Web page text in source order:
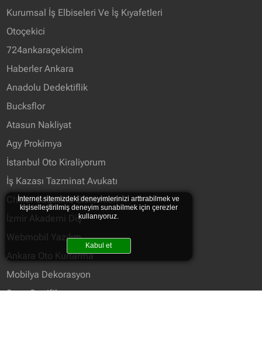
Kurumsal İş Elbiseleri Ve İş Kıyafetleri
Otoçekici
724ankaraçekicim
Haberler Ankara
Anadolu Dedektiflik
Bucksflor
Atasun Nakliyat
Agy Prokimya
İstanbul Oto Kiraliyorum
İş Kazası Tazminat Avukatı
Chiller Soğutma Sistemleri
İzmir Akademi Diş
Webmobil Yazılım
Ankara Oto Kurtarma
Mobilya Dekorasyon
Saso Sertifikası
İnternet sitemizdeki deneyimlerinizi arttırabilmek ve
kişiselleştirilmiş deneyim sunabilmek için çerezler
kullanıyoruz.
Kabul et